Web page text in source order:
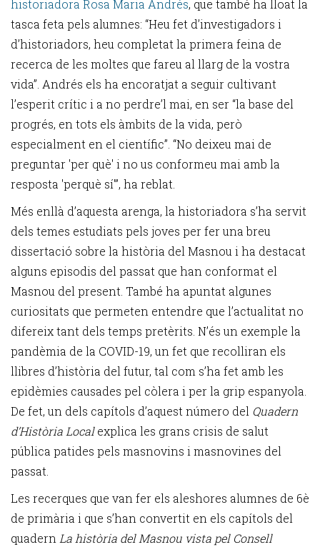
historiadora Rosa Maria Andrés, que també ha lloat la
tasca feta pels alumnes: “Heu fet d’investigadors i
d’historiadors, heu completat la primera feina de
recerca de les moltes que fareu al llarg de la vostra
vida”. Andrés els ha encoratjat a seguir cultivant
l’esperit crític i a no perdre’l mai, en ser “la base del
progrés, en tots els àmbits de la vida, però
especialment en el científic”. “No deixeu mai de
preguntar 'per què' i no us conformeu mai amb la
resposta 'perquè sí'”, ha reblat.
Més enllà d’aquesta arenga, la historiadora s’ha servit
dels temes estudiats pels joves per fer una breu
dissertació sobre la història del Masnou i ha destacat
alguns episodis del passat que han conformat el
Masnou del present. També ha apuntat algunes
curiositats que permeten entendre que l’actualitat no
difereix tant dels temps pretèrits. N’és un exemple la
pandèmia de la COVID-19, un fet que recolliran els
llibres d’història del futur, tal com s’ha fet amb les
epidèmies causades pel còlera i per la grip espanyola.
De fet, un dels capítols d’aquest número del Quadern
d’Història Localexplica les grans crisis de salut
pública patides pels masnovins i masnovines del
passat.
Les recerques que van fer els aleshores alumnes de 6è
de primària i que s’han convertit en els capítols del
quadern La història del Masnou vista pel Consell